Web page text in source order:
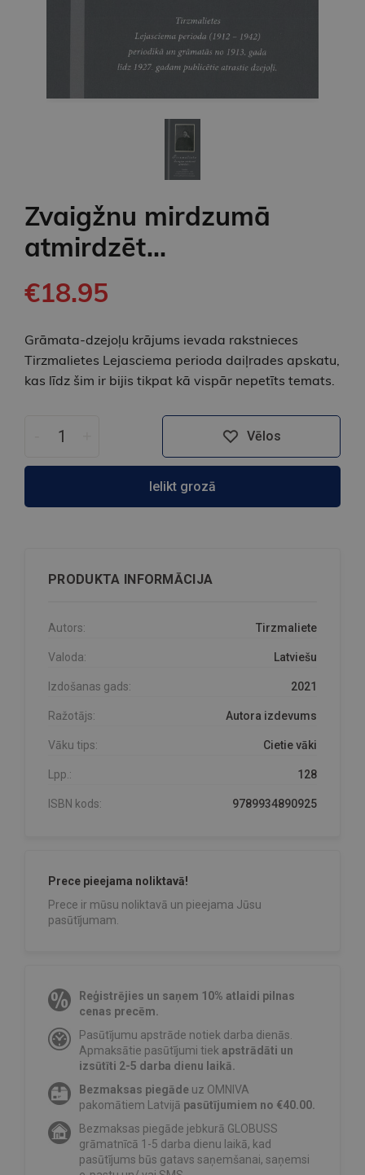
Zvaigžnu mirdzumā
atmirdzēt...
€18.95
Grāmata-dzejoļu krājums ievada rakstnieces
Tirzmalietes Lejasciema perioda daiļrades apskatu,
kas līdz šim ir bijis tikpat kā vispār nepetīts temats.
Vēlos
Ielikt grozā
PRODUKTA INFORMĀCIJA
Autors: Tirzmaliete
Valoda: Latviešu
Izdošanas gads: 2021
Ražotājs: Autora izdevums
Vāku tips: Cietie vāki
Lpp.: 128
ISBN kods: 9789934890925
Prece pieejama noliktavā!
Prece ir mūsu noliktavā un pieejama Jūsu
pasūtījumam.
Reģistrējies un saņem 10% atlaidi pilnas
cenas precēm.
Pasūtījumu apstrāde notiek darba dienās.
Apmaksātie pasūtījumi tiek apstrādāti un
izsūtīti 2-5 darba dienu laikā.
Bezmaksas piegāde uz OMNIVA
pakomātiem Latvijā pasūtījumiem no €40.00.
Bezmaksas piegāde jebkurā GLOBUSS
grāmatnīcā 1-5 darba dienu laikā, kad
pasūtījums būs gatavs saņemšanai, saņemsi